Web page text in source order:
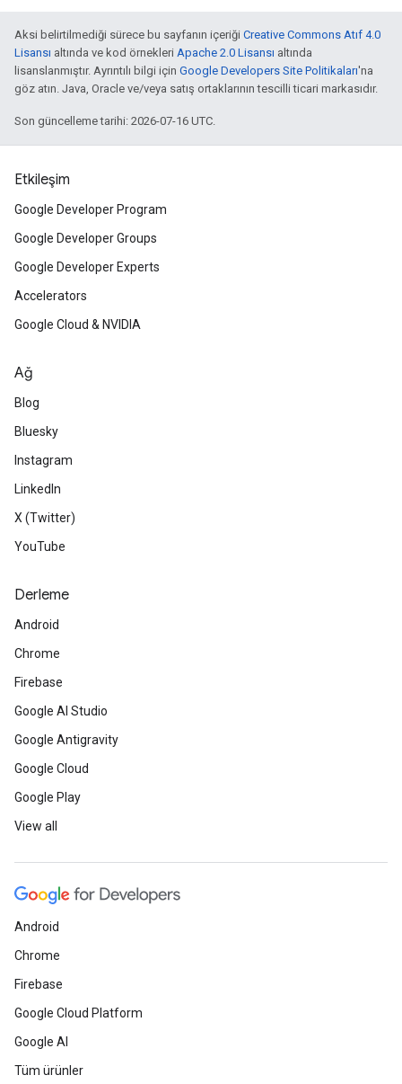
Aksi belirtilmediği sürece bu sayfanın içeriği Creative Commons Atıf 4.0
Lisansı altında ve kod örnekleri Apache 2.0 Lisansı altında
lisanslanmıştır. Ayrıntılı bilgi için Google Developers Site Politikaları'na
göz atın. Java, Oracle ve/veya satış ortaklarının tescilli ticari markasıdır.
Son güncelleme tarihi: 2026-07-16 UTC.
Etkileşim
Google Developer Program
Google Developer Groups
Google Developer Experts
Accelerators
Google Cloud & NVIDIA
Ağ
Blog
Bluesky
Instagram
LinkedIn
X (Twitter)
YouTube
Derleme
Android
Chrome
Firebase
Google AI Studio
Google Antigravity
Google Cloud
Google Play
View all
Android
Chrome
Firebase
Google Cloud Platform
Google AI
Tüm ürünler